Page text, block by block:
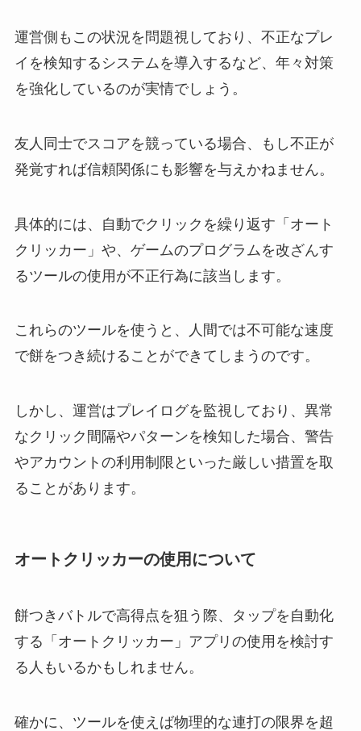
運営側もこの状況を問題視しており、不正なプレ
イを検知するシステムを導入するなど、年々対策
を強化しているのが実情でしょう。
友人同士でスコアを競っている場合、もし不正が
発覚すれば信頼関係にも影響を与えかねません。
具体的には、自動でクリックを繰り返す「オート
クリッカー」や、ゲームのプログラムを改ざんす
るツールの使用が不正行為に該当します。
これらのツールを使うと、人間では不可能な速度
で餅をつき続けることができてしまうのです。
しかし、運営はプレイログを監視しており、異常
なクリック間隔やパターンを検知した場合、警告
やアカウントの利用制限といった厳しい措置を取
ることがあります。
オートクリッカーの使用について
餅つきバトルで高得点を狙う際、タップを自動化
する「オートクリッカー」アプリの使用を検討す
る人もいるかもしれません。
確かに、ツールを使えば物理的な連打の限界を超